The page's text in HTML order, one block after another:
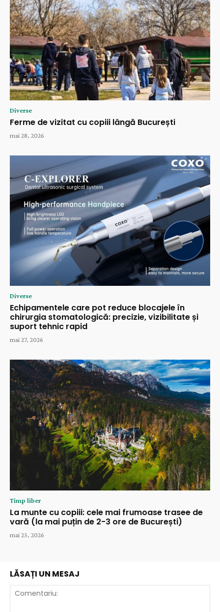
Diverse
Ferme de vizitat cu copiii lângă București
mai 28, 2026
Diverse
Echipamentele care pot reduce blocajele în
chirurgia stomatologică: precizie, vizibilitate și
suport tehnic rapid
mai 27, 2026
Timp liber
La munte cu copiii: cele mai frumoase trasee de
vară (la mai puțin de 2-3 ore de București)
mai 25, 2026
LĂSAȚI UN MESAJ